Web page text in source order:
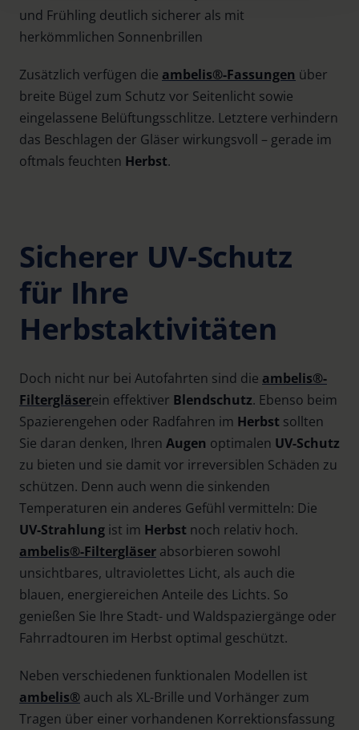
Policy and in the footer of our website).
Further information on the procedures used and your
und Frühling deutlich sicherer als mit
herkömmlichen Sonnenbrillen
Zusätzlich verfügen die ambelis®-Fassungen über
breite Bügel zum Schutz vor Seitenlicht sowie
eingelassene Belüftungsschlitze. Letztere verhindern
das Beschlagen der Gläser wirkungsvoll – gerade im
oftmals feuchten Herbst.
Sicherer UV-Schutz
für Ihre
Herbstaktivitäten
Doch nicht nur bei Autofahrten sind die ambelis®-
Filtergläserein effektiver Blendschutz. Ebenso beim
Spazierengehen oder Radfahren im Herbst sollten
Sie daran denken, Ihren Augen optimalen UV-Schutz
zu bieten und sie damit vor irreversiblen Schäden zu
schützen. Denn auch wenn die sinkenden
Temperaturen ein anderes Gefühl vermitteln: Die
UV-Strahlung ist im Herbst noch relativ hoch.
ambelis®-Filtergläser absorbieren sowohl
unsichtbares, ultraviolettes Licht, als auch die
blauen, energiereichen Anteile des Lichts. So
genießen Sie Ihre Stadt- und Waldspaziergänge oder
Fahrradtouren im Herbst optimal geschützt.
Neben verschiedenen funktionalen Modellen ist
ambelis® auch als XL-Brille und Vorhänger zum
Tragen über einer vorhandenen Korrektionsfassung